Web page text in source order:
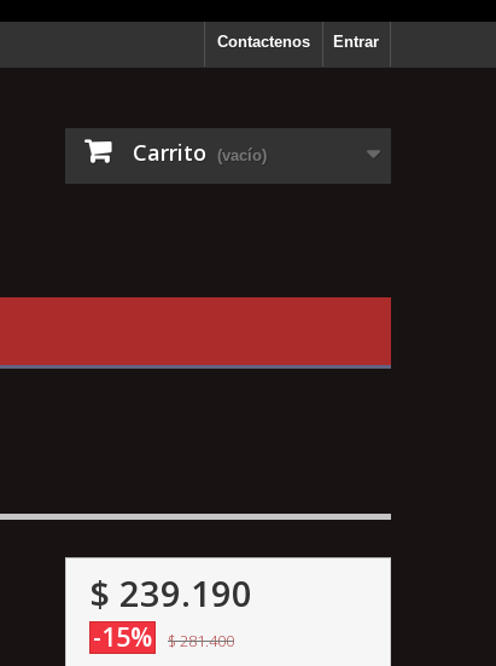
Entrar
Contactenos
Carrito (vacío)
$ 239.190
-15% $ 281.400